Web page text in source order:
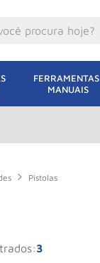
FERRAMENTAS
MANUAIS
Pistolas
3